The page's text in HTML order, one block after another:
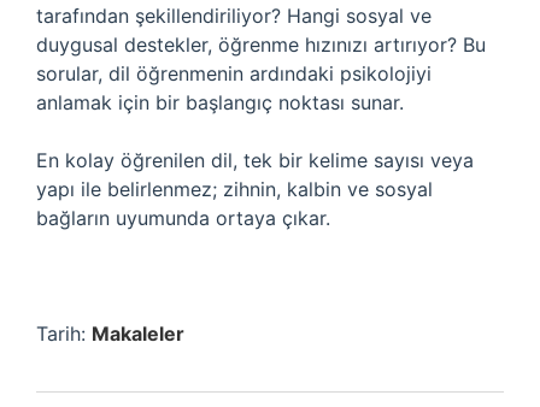
tarafından şekillendiriliyor? Hangi sosyal ve
duygusal destekler, öğrenme hızınızı artırıyor? Bu
sorular, dil öğrenmenin ardındaki psikolojiyi
anlamak için bir başlangıç noktası sunar.
En kolay öğrenilen dil, tek bir kelime sayısı veya
yapı ile belirlenmez; zihnin, kalbin ve sosyal
bağların uyumunda ortaya çıkar.
Tarih: Makaleler